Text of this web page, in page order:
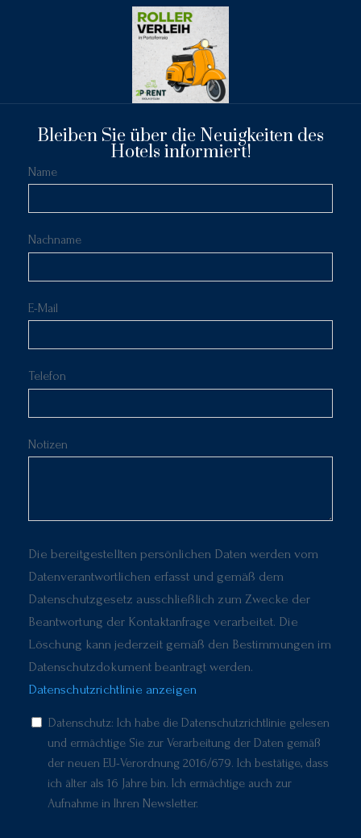
Bleiben Sie über die Neuigkeiten des
Hotels informiert!
Name
Nachname
E-Mail
Telefon
Notizen
Die bereitgestellten persönlichen Daten werden vom
Datenverantwortlichen erfasst und gemäß dem
Datenschutzgesetz ausschließlich zum Zwecke der
Beantwortung der Kontaktanfrage verarbeitet. Die
Löschung kann jederzeit gemäß den Bestimmungen im
Datenschutzdokument beantragt werden.
Datenschutzrichtlinie anzeigen
Datenschutz: Ich habe die Datenschutzrichtlinie gelesen
und ermächtige Sie zur Verarbeitung der Daten gemäß
der neuen EU-Verordnung 2016/679. Ich bestätige, dass
ich älter als 16 Jahre bin. Ich ermächtige auch zur
Aufnahme in Ihren Newsletter.